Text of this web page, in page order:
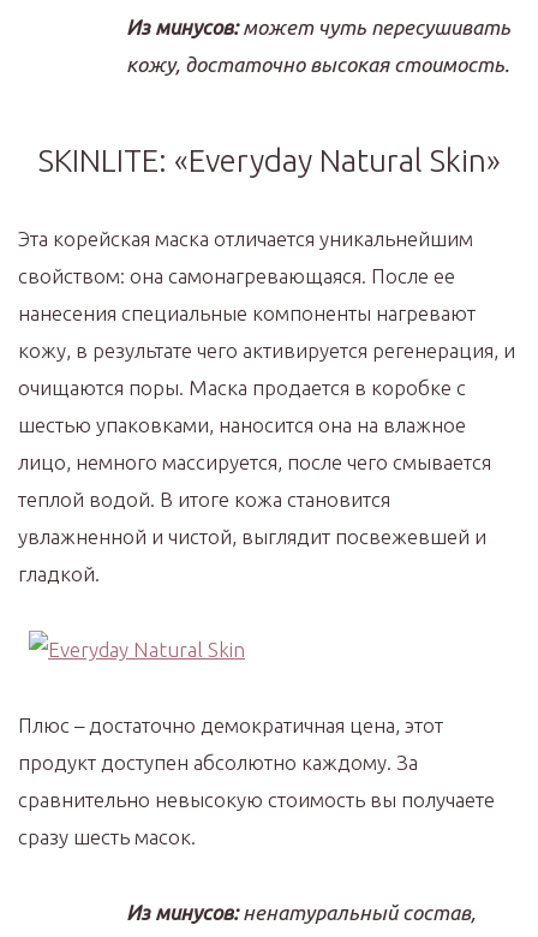
Из минусов:может чуть пересушивать
кожу, достаточно высокая стоимость.
SKINLITE: «Everyday Natural Skin»
Эта корейская маска отличается уникальнейшим
свойством: она самонагревающаяся. После ее
нанесения специальные компоненты нагревают
кожу, в результате чего активируется регенерация, и
очищаются поры. Маска продается в коробке с
шестью упаковками, наносится она на влажное
лицо, немного массируется, после чего смывается
теплой водой. В итоге кожа становится
увлажненной и чистой, выглядит посвежевшей и
гладкой.
Плюс – достаточно демократичная цена, этот
продукт доступен абсолютно каждому. За
сравнительно невысокую стоимость вы получаете
сразу шесть масок.
Из минусов:ненатуральный состав,